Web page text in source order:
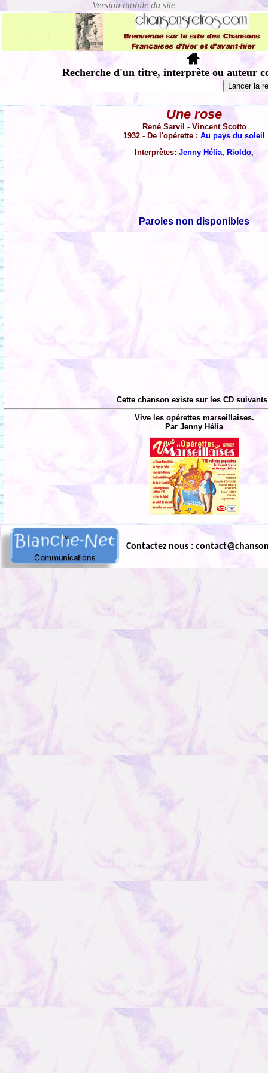
Recherche d'un titre, interprète ou auteur
Une rose
René Sarvil - Vincent Scotto
1932 - De l'opérette :Au pays du soleil
Interprètes:Jenny Hélia, Rioldo,
Paroles non disponibles
Cette chanson existe sur les CD
Vive les opérettes marseillaises.
Par Jenny Hélia
Contactez nous :